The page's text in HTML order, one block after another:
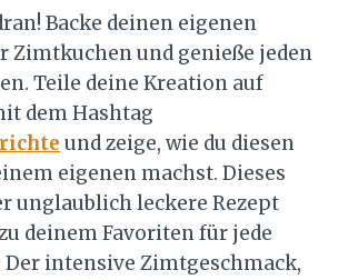
Backe deinen eigenen
Zimtkuchen und genieße jeden
Teile deine Kreation auf
dem Hashtag
und zeige, wie du diesen
eigenen machst. Dieses
unglaublich leckere Rezept
deinem Favoriten für jede
Der intensive Zimtgeschmack,